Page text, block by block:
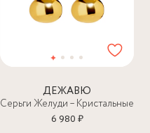
ДЕЖАВЮ
Серьги Желуди – Кристальные
6 980 ₽